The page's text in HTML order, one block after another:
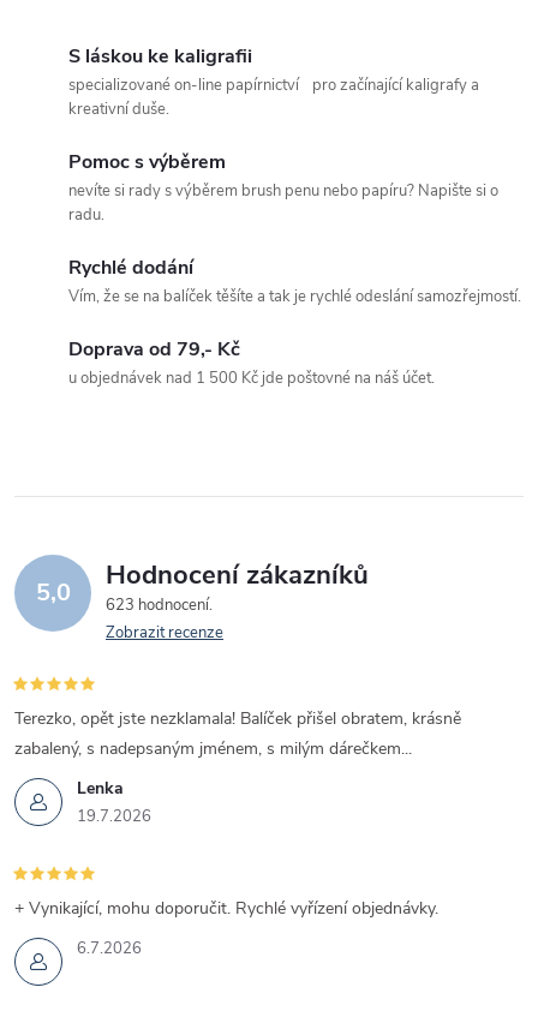
v
k
y
ý
p
i
s
u
S láskou ke kaligrafii
specializované on-line papírnictví pro začínající kaligrafy a
kreativní duše.
Pomoc s výběrem
nevíte si rady s výběrem brush penu nebo papíru? Napište si o
radu.
Rychlé dodání
Vím, že se na balíček těšíte a tak je rychlé odeslání samozřejmostí.
Doprava od 79,- Kč
u objednávek nad 1 500 Kč jde poštovné na náš účet.
5,0 Hodnocení zákazníků
623 hodnocení
Zobrazit recenze
Lenka
19.7.2026
Terezko, opět jste nezklamala! Balíček přišel obratem, krásně
zabalený, s nadepsaným jménem, s milým dárečkem...
6.7.2026
+ Vynikající, mohu doporučit. Rychlé vyřízení objednávky.